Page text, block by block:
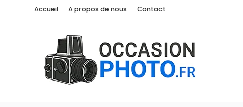
Accueil A propos de nous Contact